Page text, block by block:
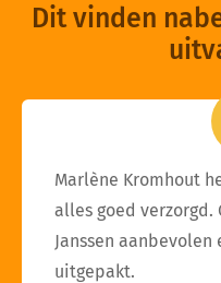
Dit vinden
Marlène Kromhout
alles goed verzorgd.
Janssen
uitgepakt.